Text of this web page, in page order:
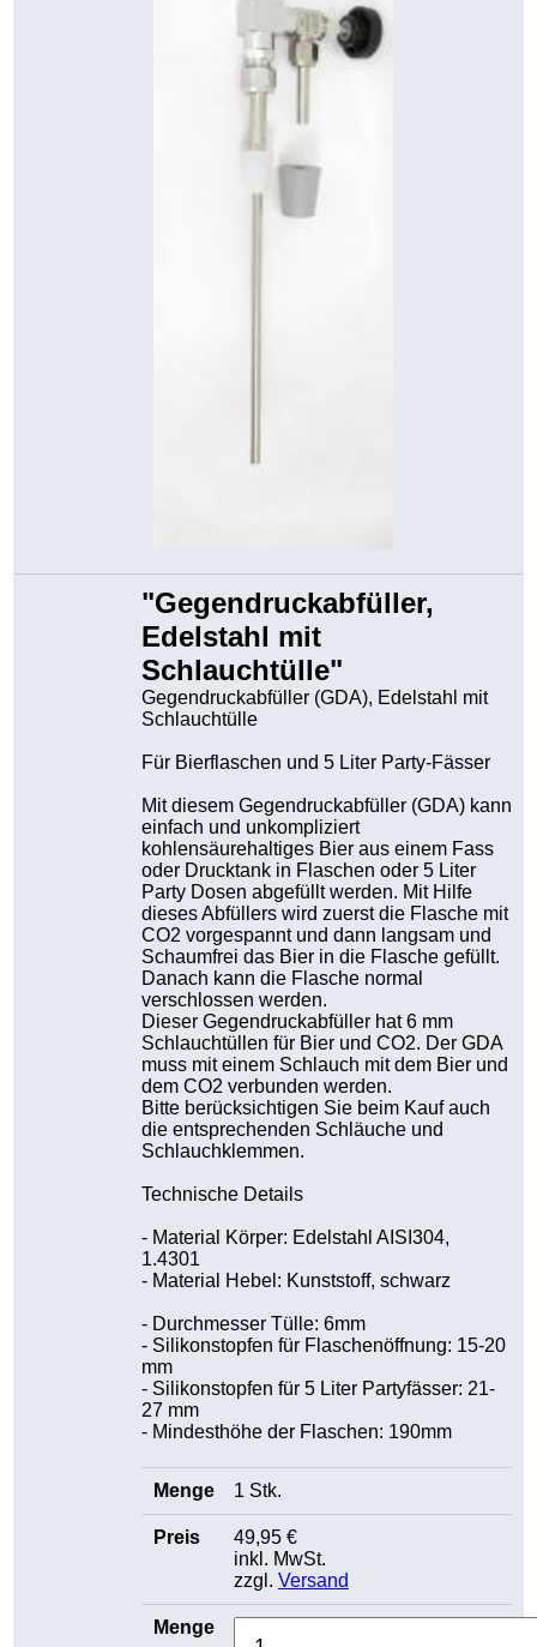
"Gegendruckabfüller,
Edelstahl mit
Schlauchtülle"
Gegendruckabfüller (GDA), Edelstahl mit
Schlauchtülle
Für Bierflaschen und 5 Liter Party-Fässer
Mit diesem Gegendruckabfüller (GDA) kann
einfach und unkompliziert
kohlensäurehaltiges Bier aus einem Fass
oder Drucktank in Flaschen oder 5 Liter
Party Dosen abgefüllt werden. Mit Hilfe
dieses Abfüllers wird zuerst die Flasche mit
CO2 vorgespannt und dann langsam und
Schaumfrei das Bier in die Flasche gefüllt.
Danach kann die Flasche normal
verschlossen werden.
Dieser Gegendruckabfüller hat 6 mm
Schlauchtüllen für Bier und CO2. Der GDA
muss mit einem Schlauch mit dem Bier und
dem CO2 verbunden werden.
Bitte berücksichtigen Sie beim Kauf auch
die entsprechenden Schläuche und
Schlauchklemmen.
Technische Details
- Material Körper: Edelstahl AISI304,
1.4301
- Material Hebel: Kunststoff, schwarz
- Durchmesser Tülle: 6mm
- Silikonstopfen für Flaschenöffnung: 15-20
mm
- Silikonstopfen für 5 Liter Partyfässer: 21-
27 mm
- Mindesthöhe der Flaschen: 190mm
1 Stk.
49,95 €
inkl. MwSt.
zzgl. Versand